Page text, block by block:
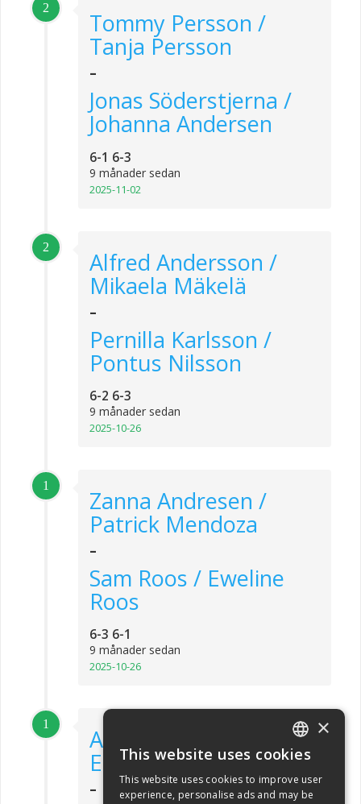
2
Tommy Persson /
Tanja Persson
-
Jonas Söderstjerna /
Johanna Andersen
6-1 6-3
9 månader sedan
2025-11-02
2
Alfred Andersson /
Mikaela Mäkelä
-
Pernilla Karlsson /
Pontus Nilsson
6-2 6-3
9 månader sedan
2025-10-26
1
Zanna Andresen /
Patrick Mendoza
-
Sam Roos / Eweline
Roos
6-3 6-1
9 månader sedan
2025-10-26
1
Andreas Armbäck /
Elin Lövstedt
-
ENGLISH
SWEDISH
×
This website uses cookies
This website uses cookies to improve user
experience, personalise ads and may be